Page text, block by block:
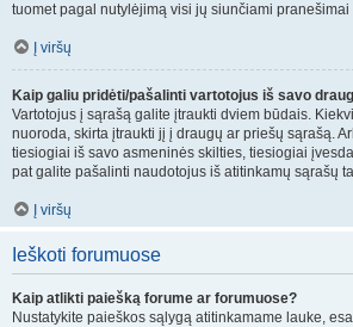
tuomet pagal nutylėjimą visi jų siunčiami
Į viršų
Kaip galiu pridėti/pašalinti vartotojus iš savo
Vartotojus į sąrašą galite įtraukti dviem būdais.
nuoroda, skirta įtraukti jį į draugų ar priešų sąrašą.
tiesiogiai iš savo asmeninės skilties, tiesiogiai
pat galite pašalinti naudotojus iš atitinkamų sąrašų
Į viršų
Ieškoti forumuose
Kaip atlikti paiešką forume ar forumuose?
Nustatykite paieškos sąlygą atitinkamame lauke,